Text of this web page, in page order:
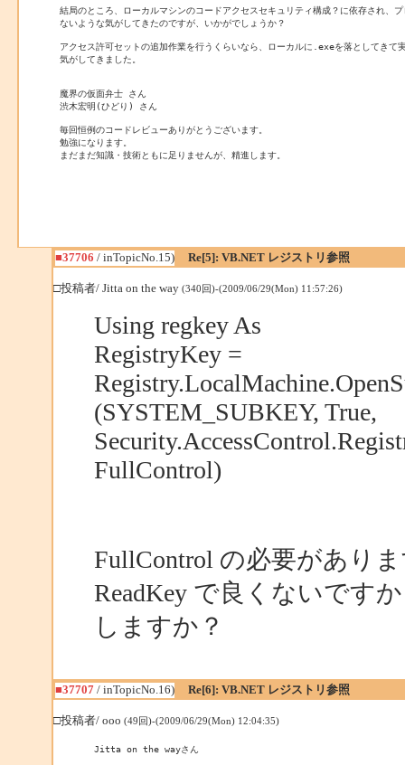
結局のところ、ローカルマシンのコードアクセスセキュリティ構成？に依存され、
ないような気がしてきたのですが、いかがでしょうか？
アクセス許可セットの追加作業を行うくらいなら、ローカルに.exeを落としてきて
気がしてきました。
魔界の仮面弁士 さん
渋木宏明(ひどり) さん
毎回恒例のコードレビューありがとうございます。
勉強になります。
まだまだ知識・技術ともに足りませんが、精進します。
■37706 / inTopicNo.15) Re[5]: VB.NET レジストリ参照
□投稿者/ Jitta on the way (340回)-(2009/06/29(Mon) 11:57:26)
Using regkey As
RegistryKey =
(SYSTEM_SUBKEY, True,
FullControl)
FullControl の必要があり
ReadKey で良くないです
しますか？
■37707/ inTopicNo.16) Re[6]: VB.NET レジストリ参照
□投稿者/ ooo (49回)-(2009/06/29(Mon) 12:04:35)
Jitta on the wayさん